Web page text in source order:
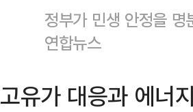
정부가 민생 안정을
연합뉴스
고유가 대응과 에너